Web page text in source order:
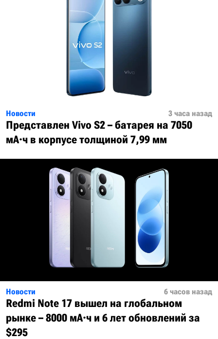
Новости 3 часа назад
Представлен Vivo S2 – батарея на 7050
мА·ч в корпусе толщиной 7,99 мм
Новости 6 часов назад
Redmi Note 17 вышел на глобальном
рынке – 8000 мА·ч и 6 лет обновлений за
$295